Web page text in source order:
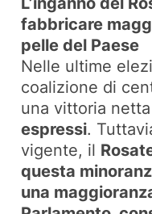
fabbricare
pelle del Paese
Nelle ultime
coalizione di
una vittoria
espressi.
vigente, il
questa
una